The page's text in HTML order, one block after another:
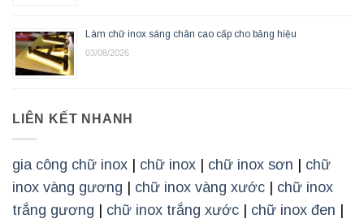
Làm chữ inox sáng chân cao cấp cho bảng hiệu
03/08/2026
LIÊN KẾT NHANH
gia công chữ inox | chữ inox | chữ inox sơn | chữ
inox vàng gương | chữ inox vàng xước | chữ inox
trắng gương | chữ inox trắng xước | chữ inox đen |